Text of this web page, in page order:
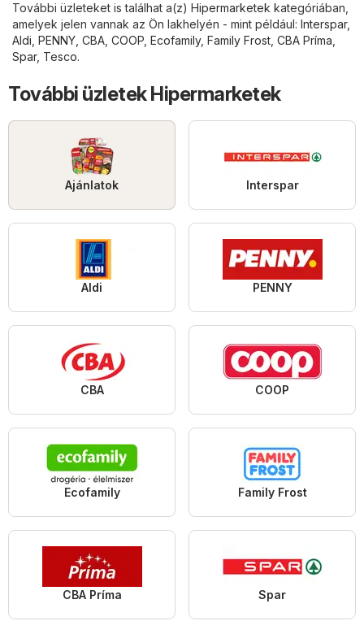
További üzleteket is találhat a(z) Hipermarketek kategóriában,
amelyek jelen vannak az Ön lakhelyén - mint például: Interspar,
Aldi PENNY CBA COOP Ecofamily, Family Frost CBA Príma
Spar, Tesco.
További üzletek Hipermarketek
Ajánlatok Interspar
Aldi PENNY
CBA COOP
Ecofamily Family Frost
CBA Príma Spar